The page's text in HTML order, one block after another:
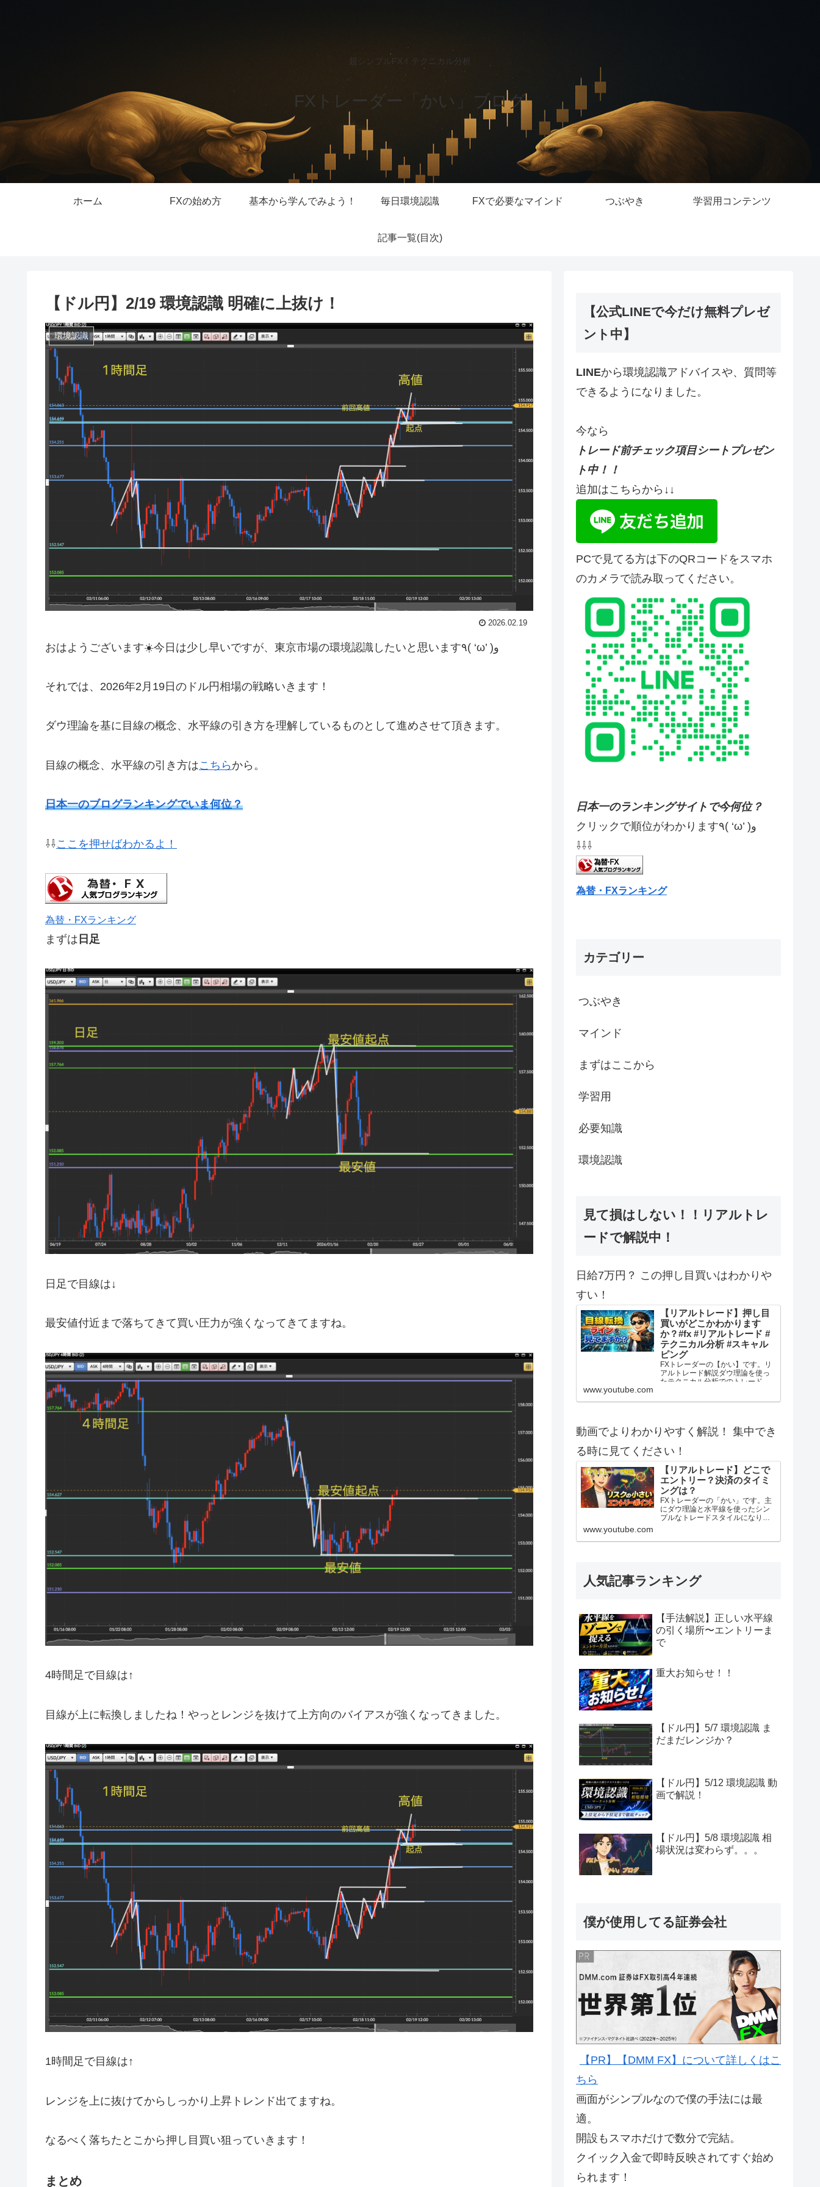
超シンプルFX！テクニカル分析
FXトレーダー「かい」ブログ
ホーム FXの始め方 基本から学んでみよう！ 毎日環境認識 FXで必要なマインド つぶやき 学習用コンテンツ
記事一覧(目次)
【ドル円】2/19 環境認識 明確に上抜け！
環境認識
2026.02.19
おはようございます☀️今日は少し早いですが、東京市場の環境認識したいと思います٩( ‘ω’ )و
それでは、2026年2月19日のドル円相場の戦略いきます！
ダウ理論を基に目線の概念、水平線の引き方を理解しているものとして進めさせて頂きます。
目線の概念、水平線の引き方はこちら から。
日本一のブログランキングでいま何位？
⇩⇩ここを押せばわかるよ！
為替・FXランキング
まずは 日足
日足で目線は↓
最安値付近まで落ちてきて買い圧力が強くなってきてますね。
4時間足で目線は↑
目線が上に転換しましたね！やっとレンジを抜けて上方向のバイアスが強くなってきました。
1時間足で目線は↑
レンジを上に抜けてからしっかり上昇トレンド出てますね。
なるべく落ちたとこから押し目買い狙っていきます！
まとめ
【公式LINEで今だけ無料プレゼ
ント中】
LINEから環境認識アドバイスや、質問等
できるようになりました。
今なら
トレード前チェック項目シートプレゼン
ト中！！
追加はこちらから↓↓
PCで見てる方は下のQRコードをスマホ
のカメラで読み取ってください。
日本一のランキングサイトで今何位？
クリックで順位がわかります٩( ‘ω’ )و
⇩⇩⇩
為替・FXランキング
カテゴリー
つぶやき
マインド
まずはここから
学習用
必要知識
環境認識
見て損はしない！！リアルトレ
ードで解説中！
日給7万円？ この押し目買いはわかりや
すい！
【リアルトレード】押し目
買いがどこかわかります
か？#fx #リアルトレード #
テクニカル分析 #スキャル
ピング
FXトレーダーの【かい】です。リ
アルトレード解説ダウ理論を使っ
たテクニカル分析でのトレードを
レードを客観的に見てみたいの
と、トレード記録としてやってみ
F...
www.youtube.com
動画でよりわかりやすく解説！ 集中でき
る時に見てください！
【リアルトレード】どこで
エントリー？決済のタイミ
ングは？
FXトレーダーの「かい」です。主
にダウ理論と水平線を使ったシン
プルなトレードスタイルになりま
レードを客観的に見てみたいの
幸いです。ブログ:https:/...
www.youtube.com
人気記事ランキング
【手法解説】正しい水平線
の引く場所〜エントリーま
で
重大お知らせ！！
【ドル円】5/7 環境認識 ま
だまだレンジか？
【ドル円】5/12 環境認識 動
画で解説！
【ドル円】5/8 環境認識 相
場状況は変わらず。。。
僕が使用してる証券会社
【PR】【DMM FX】について詳しくはこ
ちら
画面がシンプルなので僕の手法には最
適。
開設もスマホだけで数分で完結。
クイック入金で即時反映されてすぐ始め
られます！